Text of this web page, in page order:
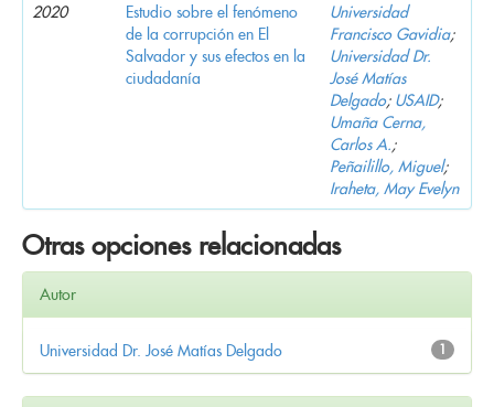
2020
Estudio sobre el fenómeno
de la corrupción en El
Salvador y sus efectos en la
ciudadanía
Universidad
Francisco Gavidia;
Universidad Dr.
José Matías
Delgado; USAID;
Umaña Cerna,
Carlos A.;
Peñailillo, Miguel;
Iraheta, May Evelyn
Otras opciones relacionadas
Autor
1
Universidad Dr. José Matías Delgado